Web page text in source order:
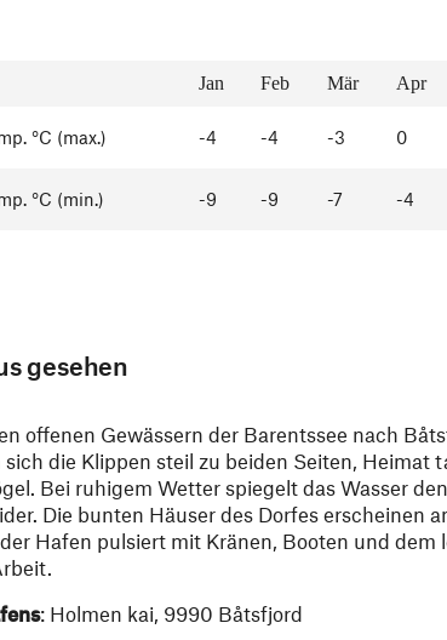
Jan Feb Mär Apr
°C (max.) -4 -4 -3 0
°C (min.) -9 -9 -7 -4
gesehen
offenen Gewässern der Barentssee nach
die Klippen steil zu beiden Seiten, Heimat
Bei ruhigem Wetter spiegelt das Wasser
Die bunten Häuser des Dorfes erscheinen
Hafen pulsiert mit Kränen, Booten und dem
: Holmen kai, 9990 Båtsfjord